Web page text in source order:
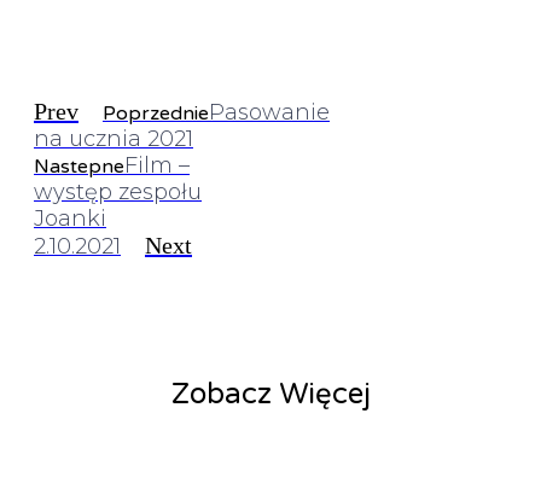
Prev PoprzedniePasowanie
na ucznia 2021
NastepneFilm –
występ zespołu
Joanki
2.10.2021
Next
Zobacz Więcej